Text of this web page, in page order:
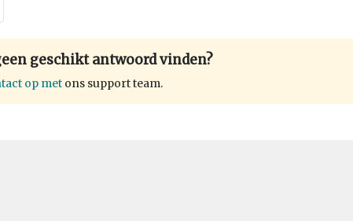
geschikt antwoord vinden?
op met ons support team.